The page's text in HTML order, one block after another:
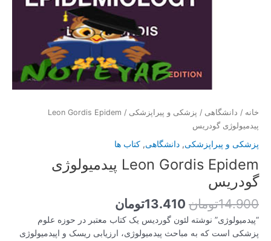
خانه / دانشگاهی / پزشکی و پیراپزشکی
/ Leon Gordis Epidem
پیدمیولوژی گودریس
پزشکی و پیراپزشکی, دانشگاهی, کتاب ها
Leon Gordis Epidem پیدمیولوژی
گودریس
14.900تومان 13.410تومان
“پیدمیولوژی” نوشته لئون گوردیس یک کتاب معتبر در حوزه علوم
پزشکی است که به مباحث پیدمیولوژی، ارزیابی ریسک و اپیدمیولوژی